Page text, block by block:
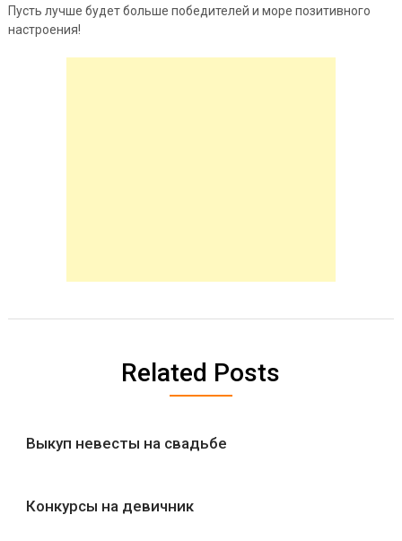
Пусть лучше будет больше победителей и море позитивного
настроения!
Related Posts
Выкуп невесты на свадьбе
Конкурсы на девичник